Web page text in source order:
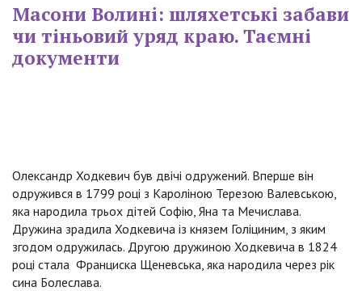
Масони Волині: шляхетські забави
чи тіньовий уряд краю. Таємні
документи
Олександр Ходкевич був двічі одружений. Вперше він
одружився в 1799 році з Кароліною Терезою Валевською,
яка народила трьох дітей Софію, Яна та Мечислава.
Дружина зрадила Ходкевича із князем Голіциним, з яким
згодом одружилась. Другою дружиною Ходкевича в 1824
році стала Франциска Щеневська, яка народила через рік
сина Болеслава.